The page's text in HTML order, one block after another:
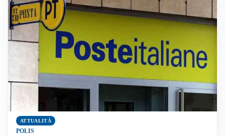
ATTUALITÀ
POLIS